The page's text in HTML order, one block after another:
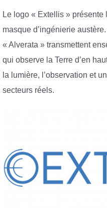
Le logo « Extellis »
masque d’ingénierie
« Alverata » transmettent
qui observe la Terre d’en
la lumière, l’observation et
secteurs réels.